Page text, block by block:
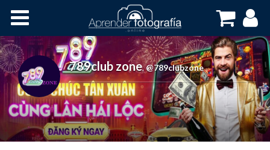
Cursos OnLine
789club zone,@789clubzone